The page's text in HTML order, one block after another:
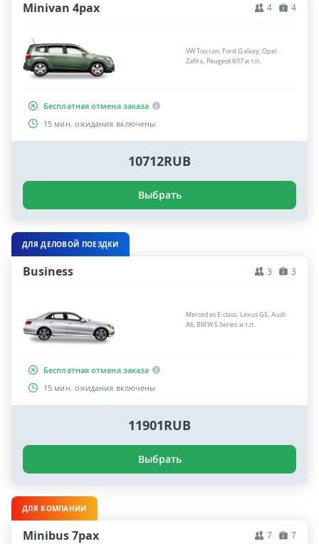
Minivan 4pax 4 4
VW Touran, Ford Galaxy, Opel
Zafira, Peugeot 807 и т.п.
Бесплатная отмена заказа
15 мин. ожидания включены
10712RUB
Выбрать
ДЛЯ ДЕЛОВОЙ ПОЕЗДКИ
Business 3 3
Mercedes E-class, Lexus GS, Audi
A6, BMW 5 Series и т.п.
Бесплатная отмена заказа
15 мин. ожидания включены
11901RUB
Выбрать
ДЛЯ КОМПАНИИ
Minibus 7pax 7 7